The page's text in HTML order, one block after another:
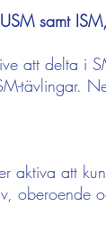
samt
att delta i
tävlingar.
aktiva att
oberoende